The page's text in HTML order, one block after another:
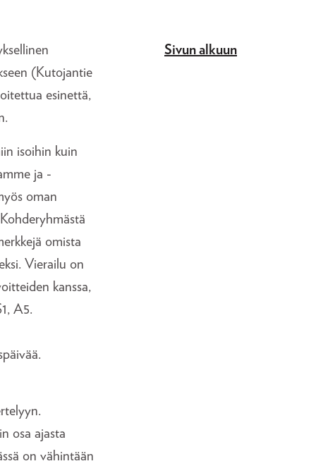
(Kutojantie
esinettä,
isoihin kuin
ja -
oman
omista
Vierailu on
kanssa,
A5.
osa ajasta
on vähintään
Sivun alkuun